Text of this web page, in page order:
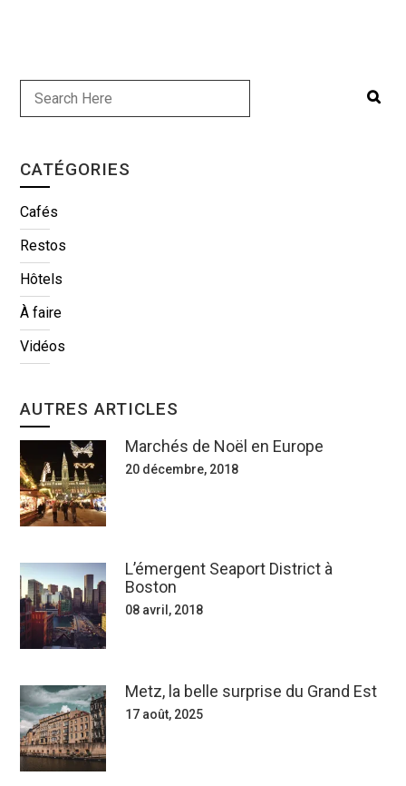
CATÉGORIES
Cafés
Restos
Hôtels
À faire
Vidéos
AUTRES ARTICLES
Marchés de Noël en Europe
20 décembre, 2018
L’émergent Seaport District à
Boston
08 avril, 2018
Metz, la belle surprise du Grand Est
17 août, 2025